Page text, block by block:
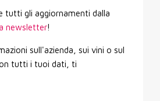
tutti gli aggiornamenti dalla
newsletter!
sull'azienda, sui vini o sul
tutti i tuoi dati, ti